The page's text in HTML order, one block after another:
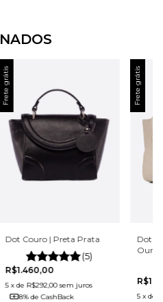
Frete grátis
Dot Couro | Preta Prata
(5)
R$1.460,00
5 xde R$292,00 sem juros
8% de CashBack
Frete grátis
Dot
Ouro
5 x de